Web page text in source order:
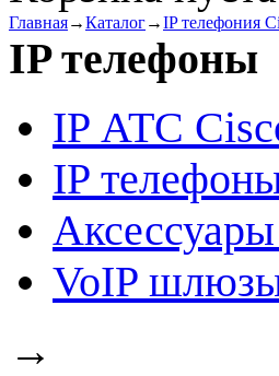
Главная→Каталог→IP телефония
IP телефоны
IP АТС
IP
VoIP
→